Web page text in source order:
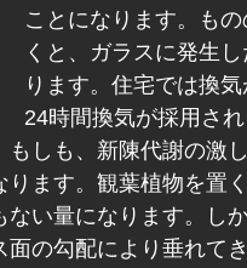
ことになります。も
くと、ガラスに発生
ります。住宅では換
24時間換気が採用さ
しも、新陳代謝の激
ます。観葉植物を置
い量になります。し
の勾配により垂れて